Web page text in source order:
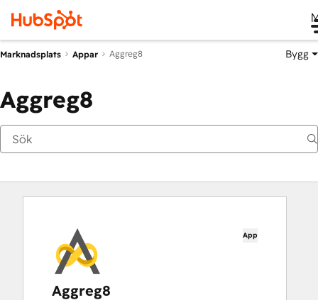
Marknadsplats Appar Aggreg8 Bygg
Aggreg8
App
Aggreg8